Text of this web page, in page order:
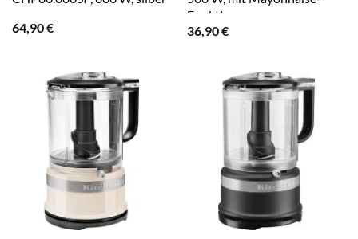
64,90€
Funktion
36,90€